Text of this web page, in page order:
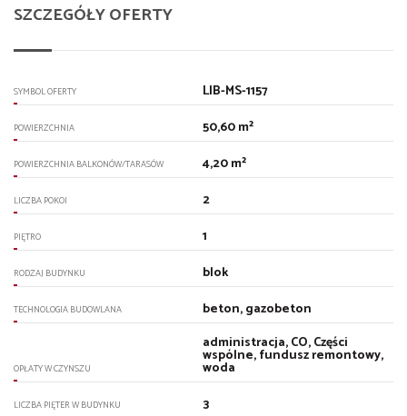
SZCZEGÓŁY OFERTY
SYMBOL OFERTY LIB-MS-1157
POWIERZCHNIA 50,60 m²
POWIERZCHNIA BALKONÓW/TARASÓW 4,20 m²
LICZBA POKOI 2
PIĘTRO 1
RODZAJ BUDYNKU blok
TECHNOLOGIA BUDOWLANA beton, gazobeton
OPŁATY W CZYNSZU
administracja, CO, Części
wspólne, fundusz remontowy,
woda
LICZBA PIĘTER W BUDYNKU 3